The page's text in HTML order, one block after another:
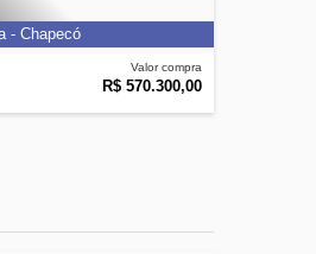
Valor compra
R$ 570.300,00
- Chapecó